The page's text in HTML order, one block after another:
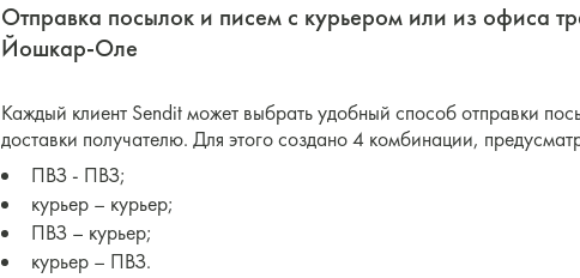
Отправка посылок и писем с курьером или из офиса
Йошкар-Оле
Каждый клиент Sendit может выбрать удобный способ отправки
доставки получателю. Для этого создано 4 комбинации,
ПВЗ - ПВЗ;
курьер – курьер;
ПВЗ – курьер;
курьер – ПВЗ.